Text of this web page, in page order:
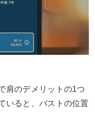
肩のデメリットの1つ
いると、バストの位置